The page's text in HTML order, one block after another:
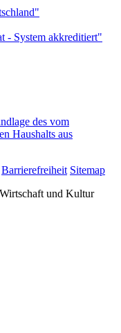
des vom
Haushalts aus
Barrierefreiheit Sitemap
und Kultur